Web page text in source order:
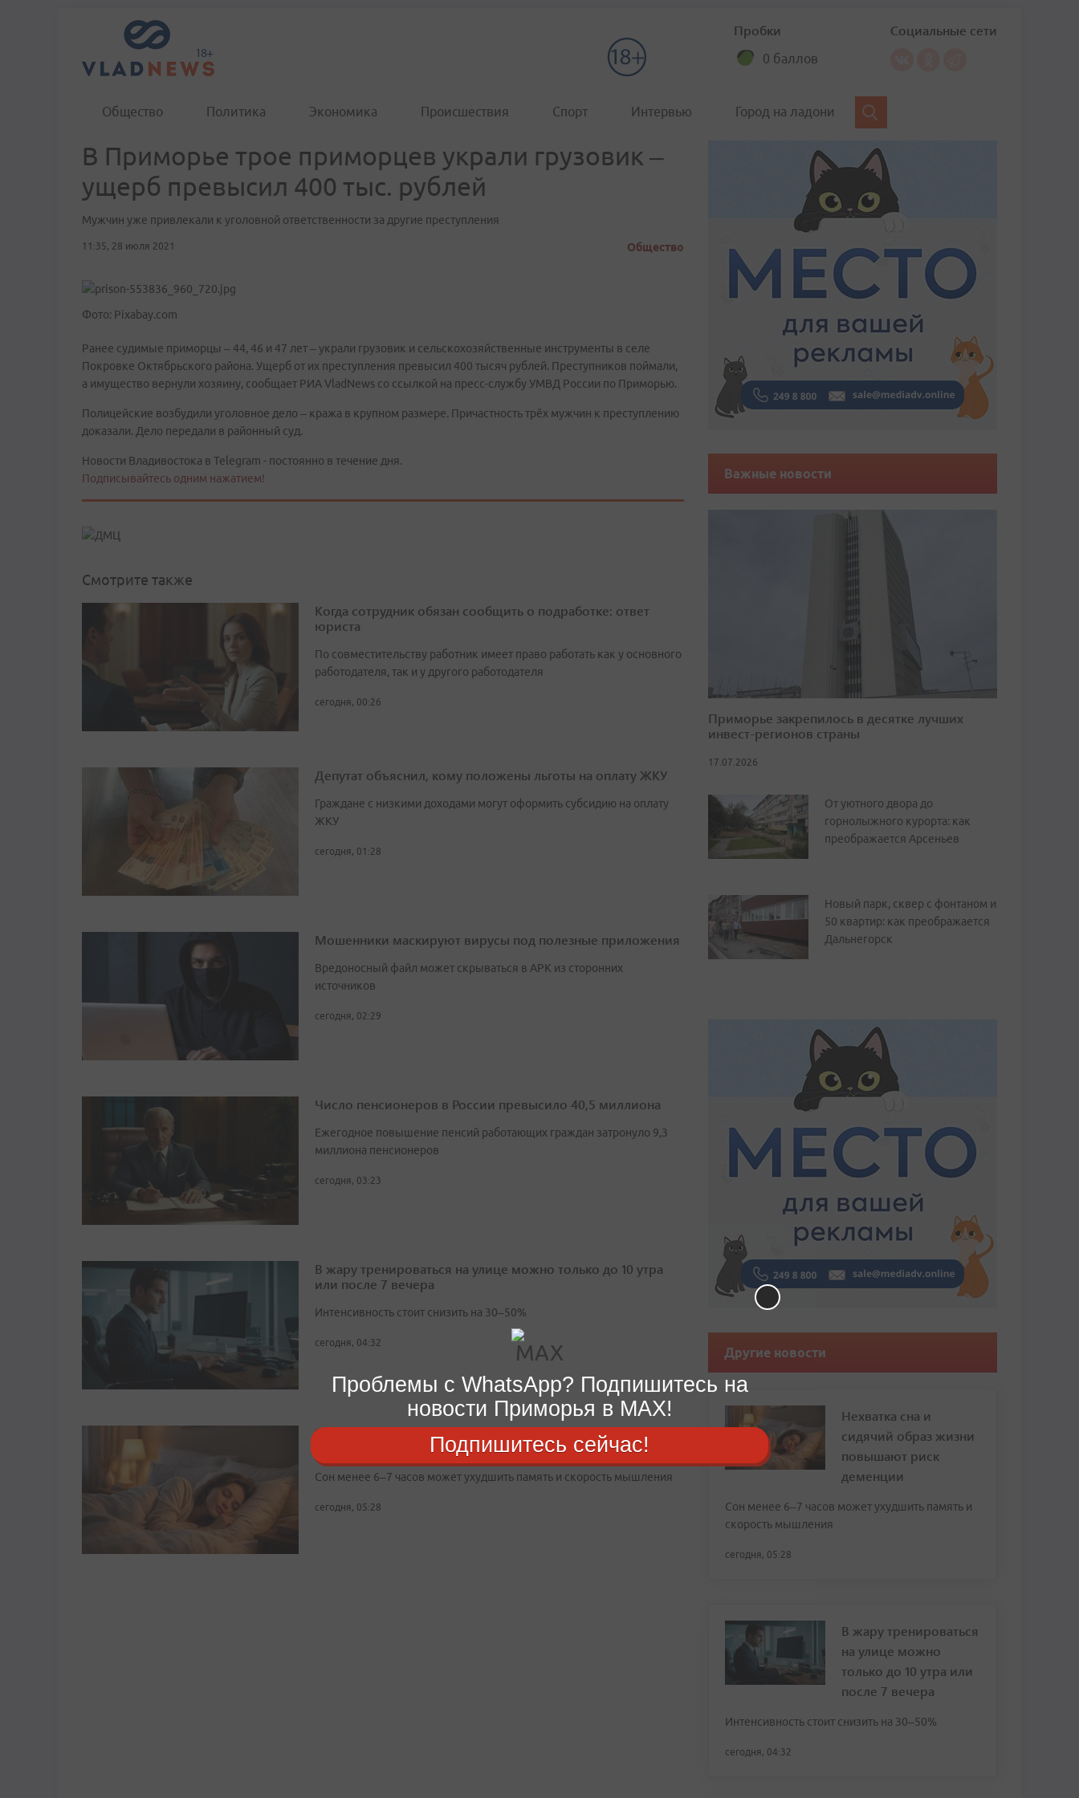
Пробки
0 баллов
Социальные сети
Общество Политика Экономика Происшествия Спорт Интервью Город на ладони
В Приморье трое приморцев украли грузовик –
ущерб превысил 400 тыс. рублей
Мужчин уже привлекали к уголовной ответственности за другие преступления
11:35, 28 июля 2021 Общество
Фото: Pixabay.com
Ранее судимые приморцы – 44, 46 и 47 лет – украли грузовик и сельскохозяйственные инструменты в селе
Покровке Октябрьского района. Ущерб от их преступления превысил 400 тысяч рублей. Преступников поймали,
а имущество вернули хозяину, сообщает РИА VladNews со ссылкой на пресс-службу УМВД России по Приморью.
Полицейские возбудили уголовное дело – кража в крупном размере. Причастность трёх мужчин к преступлению
доказали. Дело передали в районный суд.
Новости Владивостока в Telegram - постоянно в течение дня.
Подписывайтесь одним нажатием!
Смотрите также
Когда сотрудник обязан сообщить о подработке: ответ
юриста
По совместительству работник имеет право работать как у основного
работодателя, так и у другого работодателя
сегодня, 00:26
Депутат объяснил, кому положены льготы на оплату ЖКУ
Граждане с низкими доходами могут оформить субсидию на оплату
ЖКУ
сегодня, 01:28
Мошенники маскируют вирусы под полезные приложения
Вредоносный файл может скрываться в APK из сторонних
источников
сегодня, 02:29
Число пенсионеров в России превысило 40,5 миллиона
Ежегодное повышение пенсий работающих граждан затронуло 9,3
миллиона пенсионеров
сегодня, 03:23
В жару тренироваться на улице можно только до 10 утра
или после 7 вечера
Интенсивность стоит снизить на 30–50%
сегодня, 04:32
Нехватка сна и сидячий образ жизни повышают риск
Сон менее 6–7 часов может ухудшить память и скорость мышления
сегодня, 05:28
Важные новости
Приморье закрепилось в десятке лучших
инвест-регионов страны
17.07.2026
От уютного двора до
горнолыжного курорта: как
преображается Арсеньев
Новый парк, сквер с фонтаном и
50 квартир: как преображается
Дальнегорск
Другие новости
Нехватка сна и
сидячий образ жизни
повышают риск
деменции
Сон менее 6–7 часов может ухудшить память и
скорость мышления
сегодня, 05:28
В жару тренироваться
на улице можно
только до 10 утра или
после 7 вечера
Интенсивность стоит снизить на 30–50%
сегодня, 04:32
Проблемы с WhatsApp? Подпишитесь на
новости Приморья в MAX!
Подпишитесь сейчас!